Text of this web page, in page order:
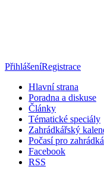
PřihlášeníRegistrace
Hlavní strana
Poradna a diskuse
Články
Tématické speciály
Zahrádkářský
Počasí pro
Facebook
RSS